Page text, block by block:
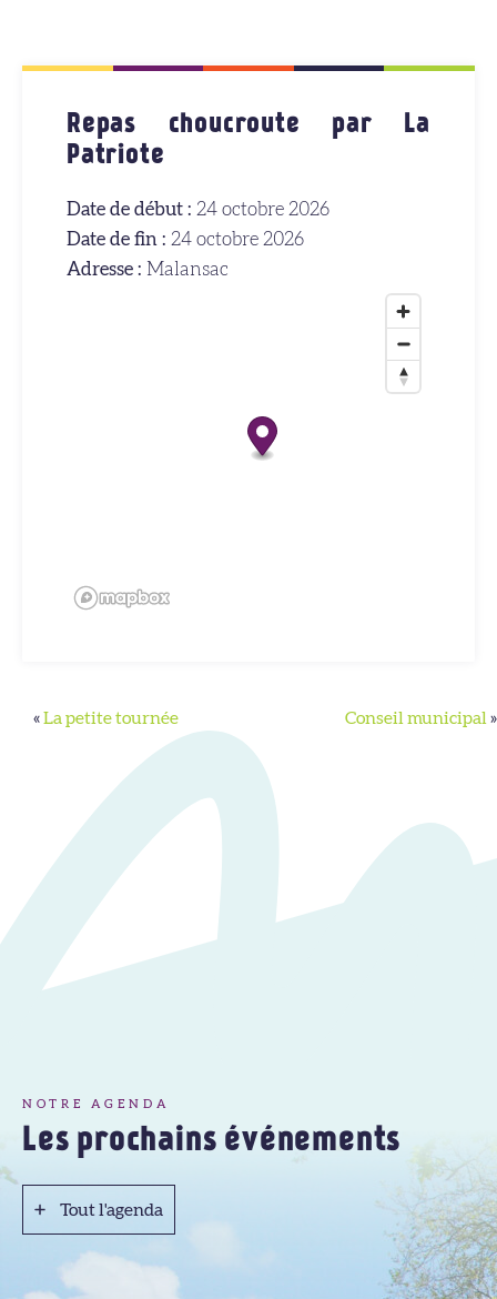
Repas choucroute par La
Patriote
Date de début : 24 octobre 2026
Date de fin : 24 octobre 2026
Adresse : Malansac
«La petite tournée Conseil municipal »
NOTRE AGENDA
Les prochains événements
Tout l'agenda
Tout l'agenda